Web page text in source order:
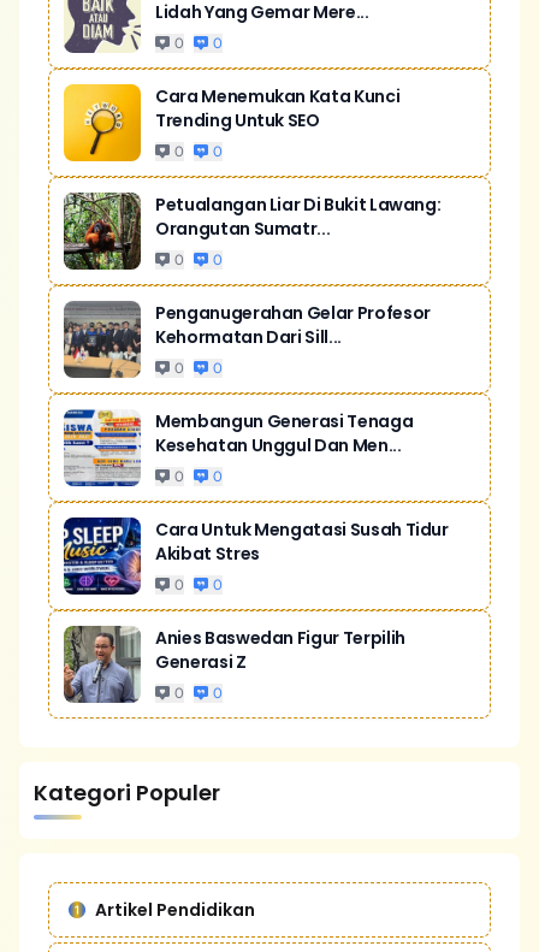
Lidah Yang Gemar Mere...
0 0
Cara Menemukan Kata Kunci
Trending Untuk SEO
0 0
Petualangan Liar Di Bukit Lawang:
Orangutan Sumatr...
0 0
Penganugerahan Gelar Profesor
Kehormatan Dari Sill...
0 0
Membangun Generasi Tenaga
Kesehatan Unggul Dan Men...
0 0
Cara Untuk Mengatasi Susah Tidur
Akibat Stres
0 0
Anies Baswedan Figur Terpilih
Generasi Z
0 0
Kategori Populer
Artikel Pendidikan